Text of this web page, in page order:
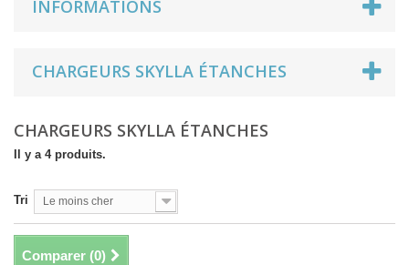
INFORMATIONS
CHARGEURS SKYLLA ÉTANCHES
CHARGEURS SKYLLA ÉTANCHES
Il y a 4 produits.
Tri Le moins cher
Comparer (0)